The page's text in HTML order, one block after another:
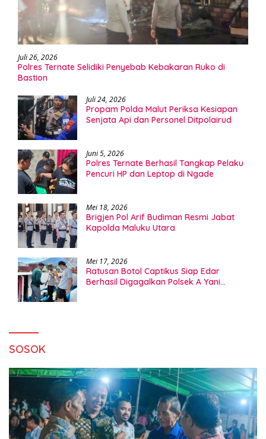
Juli 26, 2026
Polres Ternate Selidiki Penyebab Kebakaran Ruko di
Bastion
Juli 24, 2026
Propam Polda Malut Periksa Kesiapan
Senjata Api dan Personel Ditpolairud
Juni 5, 2026
Polres Ternate Berhasil Tangkap Pelaku
Pencuri HP dan Leptop di Ngade
Mei 18, 2026
Brigjen Pol Arif Budiman Resmi Jabat
Kapolda Maluku Utara
Mei 17, 2026
Ratusan Botol Captikus Siap Edar
Berhasil Digagalkan Polsek A Yani
SOSOK